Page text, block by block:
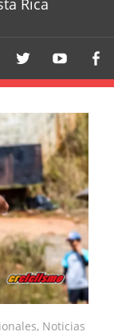
Rica
, Noticias